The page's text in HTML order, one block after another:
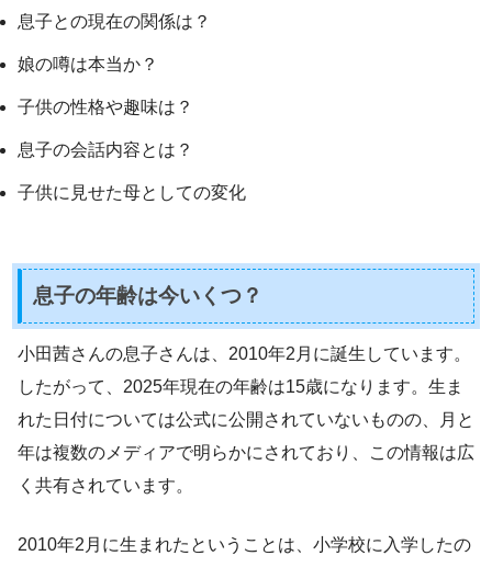
息子との現在の関係は？
娘の噂は本当か？
子供の性格や趣味は？
息子の会話内容とは？
子供に見せた母としての変化
息子の年齢は今いくつ？
小田茜さんの息子さんは、2010年2月に誕生しています。
したがって、2025年現在の年齢は15歳になります。生ま
れた日付については公式に公開されていないものの、月と
年は複数のメディアで明らかにされており、この情報は広
く共有されています。
2010年2月に生まれたということは、小学校に入学したの